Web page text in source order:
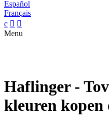
Español
Français
c  
Menu
Haflinger -
kleuren kopen